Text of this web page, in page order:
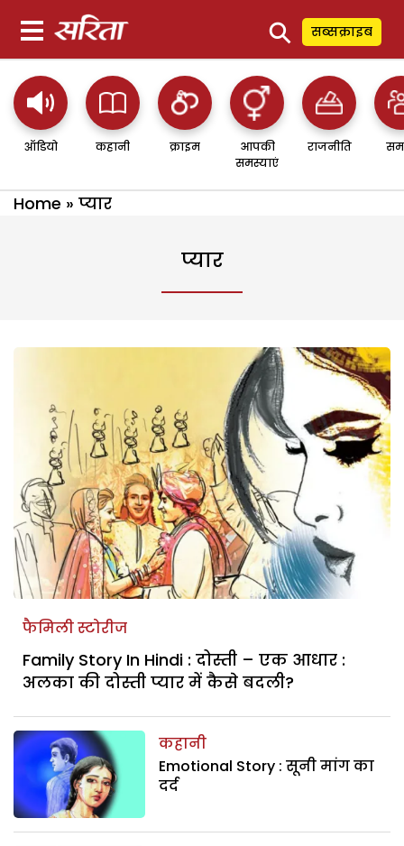
⚲ सब्सक्राइब
ऑडियो कहानी क्राइम
आपकी
समस्याएं
राजनीति
Home » प्यार
प्यार
फैमिली स्टोरीज
Family Story In Hindi : दोस्ती – एक आधार :
अलका की दोस्ती प्यार में कैसे बदली?
कहानी
Emotional Story : सूनी मांग का
दर्द